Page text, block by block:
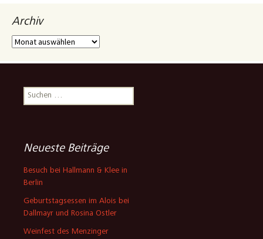
Archiv
Archiv
Suchen
nach:
Neueste Beiträge
Besuch bei Hallmann & Klee in
Berlin
Geburtstagsessen im Alois bei
Dallmayr und Rosina Ostler
Weinfest des Menzinger